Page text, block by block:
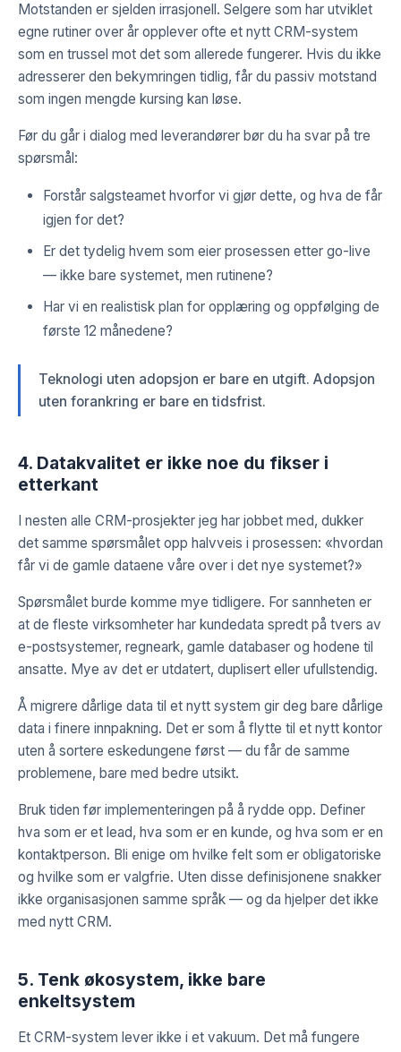
Motstanden er sjelden irrasjonell. Selgere som har utviklet
egne rutiner over år opplever ofte et nytt CRM-system
som en trussel mot det som allerede fungerer. Hvis du ikke
adresserer den bekymringen tidlig, får du passiv motstand
som ingen mengde kursing kan løse.
Før du går i dialog med leverandører bør du ha svar på tre
spørsmål:
Forstår salgsteamet hvorfor vi gjør dette, og hva de får
igjen for det?
Er det tydelig hvem som eier prosessen etter go-live
— ikke bare systemet, men rutinene?
Har vi en realistisk plan for opplæring og oppfølging de
første 12 månedene?
Teknologi uten adopsjon er bare en utgift. Adopsjon
uten forankring er bare en tidsfrist.
4. Datakvalitet er ikke noe du fikser i
etterkant
I nesten alle CRM-prosjekter jeg har jobbet med, dukker
det samme spørsmålet opp halvveis i prosessen: «hvordan
får vi de gamle dataene våre over i det nye systemet?»
Spørsmålet burde komme mye tidligere. For sannheten er
at de fleste virksomheter har kundedata spredt på tvers av
e-postsystemer, regneark, gamle databaser og hodene til
ansatte. Mye av det er utdatert, duplisert eller ufullstendig.
Å migrere dårlige data til et nytt system gir deg bare dårlige
data i finere innpakning. Det er som å flytte til et nytt kontor
uten å sortere eskedungene først — du får de samme
problemene, bare med bedre utsikt.
Bruk tiden før implementeringen på å rydde opp. Definer
hva som er et lead, hva som er en kunde, og hva som er en
kontaktperson. Bli enige om hvilke felt som er obligatoriske
og hvilke som er valgfrie. Uten disse definisjonene snakker
ikke organisasjonen samme språk — og da hjelper det ikke
med nytt CRM.
5. Tenk økosystem, ikke bare
enkeltsystem
Et CRM-system lever ikke i et vakuum. Det må fungere